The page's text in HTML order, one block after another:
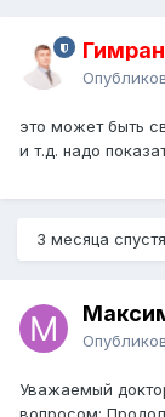
это может быть
и т.д. надо
3 месяца
Уважаемый